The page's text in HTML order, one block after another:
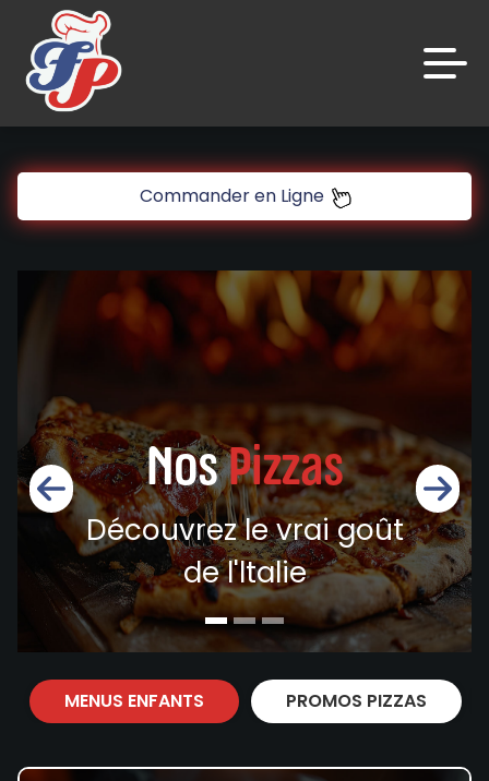
Accueil
Avis
Appelez-nous
C.G.V
Mentions Légales
Mon Compte
Nous Trouver
Zones de Livraison
Commander en Ligne
NosPizzas
Découvrez le vrai goût
de l'ltalie
MENUS ENFANTS PROMOS PIZZAS